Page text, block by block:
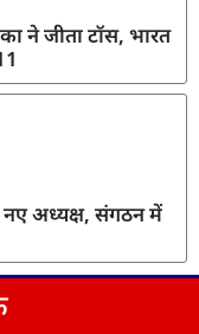
ने जीता टॉस, भारत
अध्यक्ष, संगठन में